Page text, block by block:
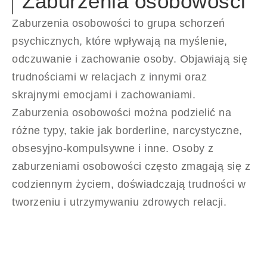
Zaburzenia osobowości to grupa schorzeń
psychicznych, które wpływają na myślenie,
odczuwanie i zachowanie osoby. Objawiają się
trudnościami w relacjach z innymi oraz
skrajnymi emocjami i zachowaniami.
Zaburzenia osobowości można podzielić na
różne typy, takie jak borderline, narcystyczne,
obsesyjno-kompulsywne i inne. Osoby z
zaburzeniami osobowości często zmagają się z
codziennym życiem, doświadczają trudności w
tworzeniu i utrzymywaniu zdrowych relacji.